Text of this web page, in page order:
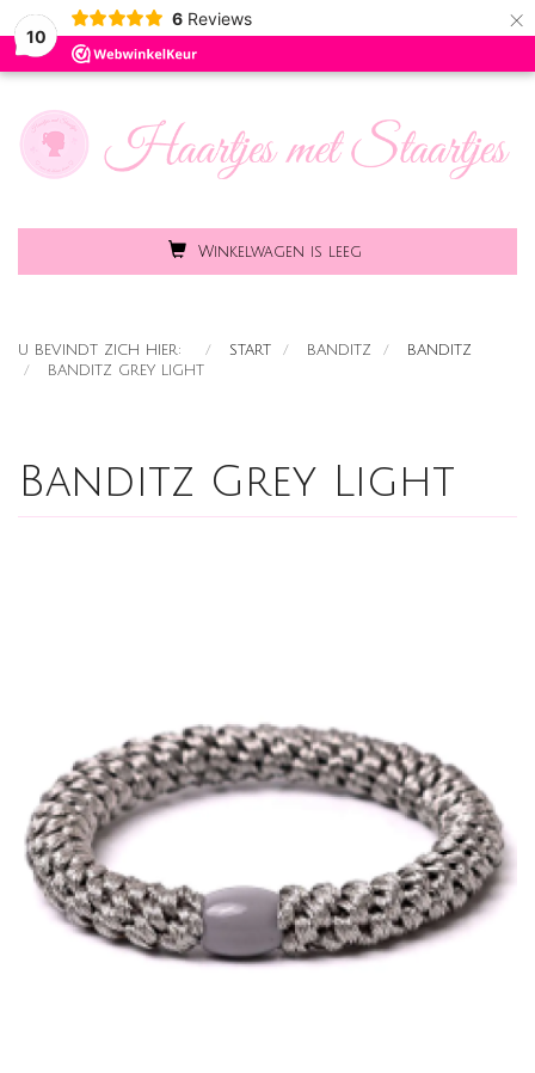
10
6 Reviews ×
Winkelwagen is leeg
Toggle
U BEVINDT ZICH HIER: START BANDITZ
BANDITZ
BANDITZ GREY LIGHT
Banditz Grey Light